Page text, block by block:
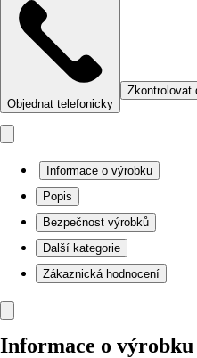
Objednat telefonicky
Zkontrolovat
Informace o výrobku
Popis
Bezpečnost výrobků
Další kategorie
Zákaznická hodnocení
Informace o výrobku